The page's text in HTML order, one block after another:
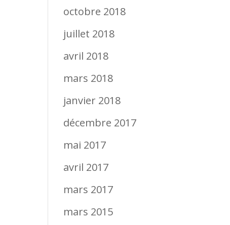
octobre 2018
juillet 2018
avril 2018
mars 2018
janvier 2018
décembre 2017
mai 2017
avril 2017
mars 2017
mars 2015